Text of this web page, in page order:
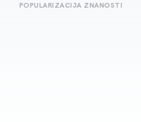
POPULARIZACIJA ZNANOSTI